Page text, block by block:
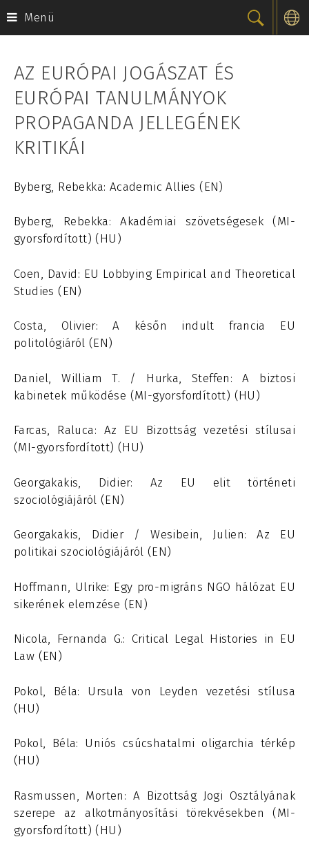
content
Menü
AZ EURÓPAI JOGÁSZAT ÉS
EURÓPAI TANULMÁNYOK
PROPAGANDA JELLEGÉNEK
KRITIKÁI
Byberg, Rebekka: Academic Allies (EN)
Byberg, Rebekka: Akadémiai szövetségesek (MI-
gyorsfordított) (HU)
Coen, David: EU Lobbying Empirical and Theoretical
Studies (EN)
Costa, Olivier: A későn indult francia EU
politológiáról (EN)
Daniel, William T. / Hurka, Steffen: A biztosi
kabinetek működése (MI-gyorsfordított) (HU)
Farcas, Raluca: Az EU Bizottság vezetési stílusai
(MI-gyorsfordított) (HU)
Georgakakis, Didier: Az EU elit történeti
szociológiájáról (EN)
Georgakakis, Didier / Wesibein, Julien: Az EU
politikai szociológiájáról (EN)
Hoffmann, Ulrike: Egy pro-migráns NGO hálózat EU
sikerének elemzése (EN)
Nicola, Fernanda G.: Critical Legal Histories in EU
Law (EN)
Pokol, Béla: Ursula von Leyden vezetési stílusa
(HU)
Pokol, Béla: Uniós csúcshatalmi oligarchia térkép
(HU)
Rasmussen, Morten: A Bizottság Jogi Osztályának
szerepe az alkotmányosítási törekvésekben (MI-
gyorsfordított) (HU)